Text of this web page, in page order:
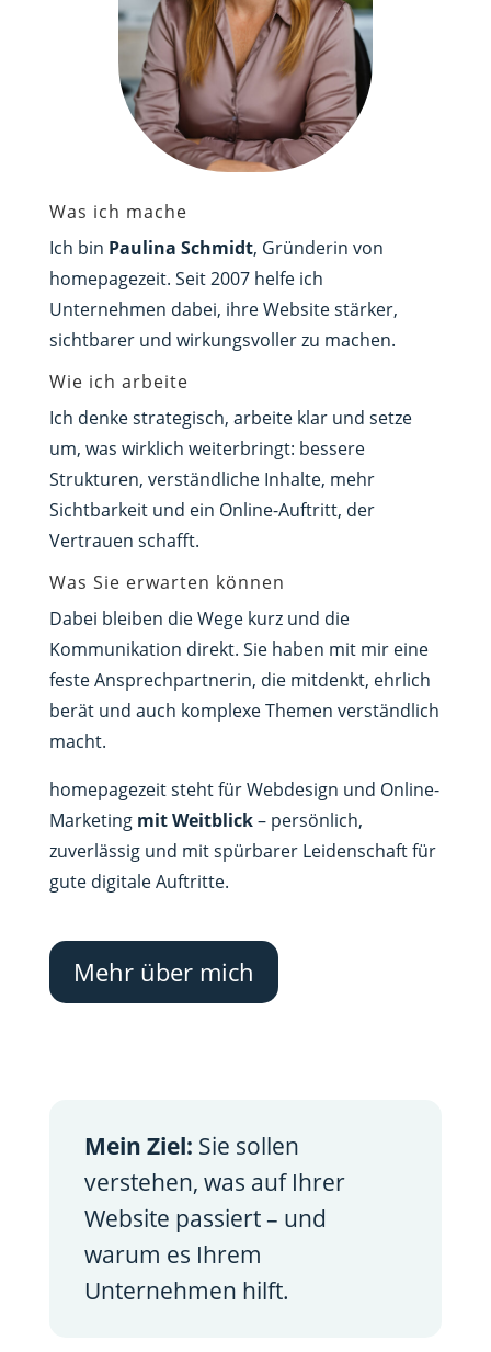
Was ich mache
Ich bin Paulina Schmidt, Gründerin von
homepagezeit. Seit 2007 helfe ich
Unternehmen dabei, ihre Website stärker,
sichtbarer und wirkungsvoller zu machen.
Wie ich arbeite
Ich denke strategisch, arbeite klar und setze
um, was wirklich weiterbringt: bessere
Strukturen, verständliche Inhalte, mehr
Sichtbarkeit und ein Online-Auftritt, der
Vertrauen schafft.
Was Sie erwarten können
Dabei bleiben die Wege kurz und die
Kommunikation direkt. Sie haben mit mir eine
feste Ansprechpartnerin, die mitdenkt, ehrlich
berät und auch komplexe Themen verständlich
macht.
homepagezeit steht für Webdesign und Online-
Marketing mit Weitblick– persönlich,
zuverlässig und mit spürbarer Leidenschaft für
gute digitale Auftritte.
Mehr über mich
Mein Ziel: Sie sollen
verstehen, was auf Ihrer
Website passiert – und
warum es Ihrem
Unternehmen hilft.